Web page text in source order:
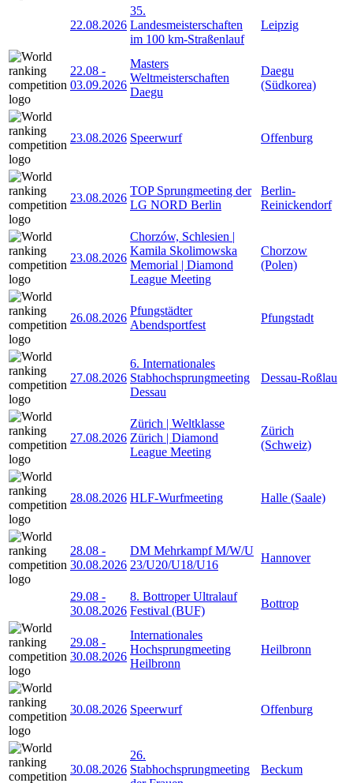
22.08.2026
35.
Landesmeisterschaften
im 100 km-Straßenlauf
Leipzig
22.08 -
03.09.2026
Masters
Weltmeisterschaften
Daegu
Daegu
(Südkorea)
23.08.2026 Speerwurf Offenburg
23.08.2026
TOP Sprungmeeting der
LG NORD Berlin
Berlin-
Reinickendorf
23.08.2026
Chorzów, Schlesien |
Kamila Skolimowska
Memorial | Diamond
League Meeting
Chorzow
(Polen)
26.08.2026
Pfungstädter
Abendsportfest
Pfungstadt
27.08.2026
6. Internationales
Stabhochsprungmeeting
Dessau
Dessau-Roßlau
27.08.2026
Zürich | Weltklasse
Zürich | Diamond
League Meeting
Zürich
(Schweiz)
28.08.2026 HLF-Wurfmeeting Halle (Saale)
28.08 -
30.08.2026
DM Mehrkampf M/W/U
23/U20/U18/U16
Hannover
29.08 -
30.08.2026
8. Bottroper Ultralauf
Festival (BUF)
Bottrop
29.08 -
30.08.2026
Internationales
Hochsprungmeeting
Heilbronn
Heilbronn
30.08.2026 Speerwurf Offenburg
30.08.2026
26.
Stabhochsprungmeeting
Beckum